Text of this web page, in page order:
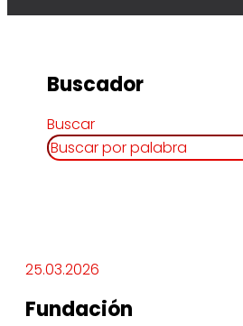
Buscador
Buscar
25.03.2026
Fundación